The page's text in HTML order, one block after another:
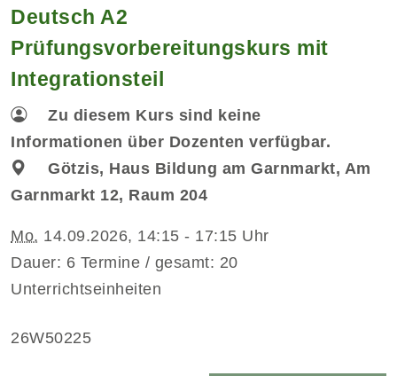
Deutsch A2
Prüfungsvorbereitungskurs mit
Integrationsteil
Zu diesem Kurs sind keine
Informationen über Dozenten verfügbar.
Götzis, Haus Bildung am Garnmarkt, Am
Garnmarkt 12, Raum 204
Mo. 14.09.2026, 14:15 - 17:15 Uhr
Dauer: 6 Termine / gesamt: 20
Unterrichtseinheiten
26W50225